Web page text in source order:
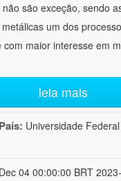
são exceção, sendo
um dos
com maior interesse em
leia mais
Universidade
04 00:00:00 BRT